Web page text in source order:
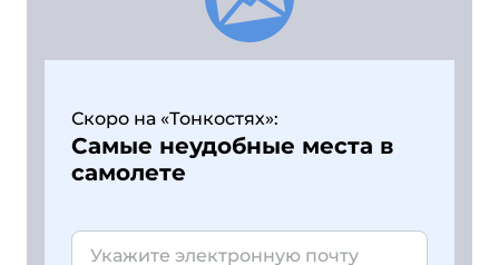
Скоро на «Тонкостях»:
Самые неудобные места в
самолете